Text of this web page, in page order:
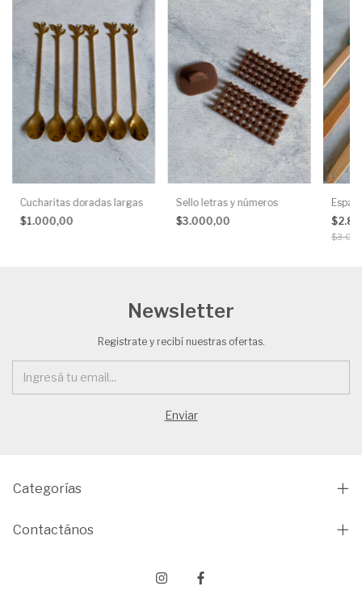
Cucharitas doradas largas
$1.000,00
Sello letras y números
$3.000,00
Newsletter
Registrate y recibí nuestras ofertas.
Categorías
Contactános